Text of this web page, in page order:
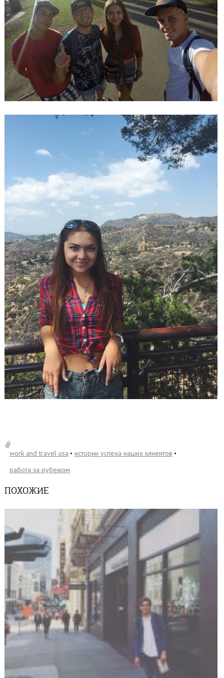
work and travel usa
истории успеха наших клиентов
работа за рубежом
ПОХОЖИЕ